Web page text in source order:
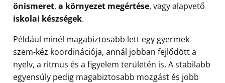
önismeret,a környezet megértése, vagy alapvető
iskolai készségek.
Például minél magabiztosabb lett egy gyermek
szem-kéz koordinációja, annál jobban fejlődött a
nyelv, a ritmus és a figyelem területén is. A stabilabb
egyensúly pedig magabiztosabb mozgást és jobb